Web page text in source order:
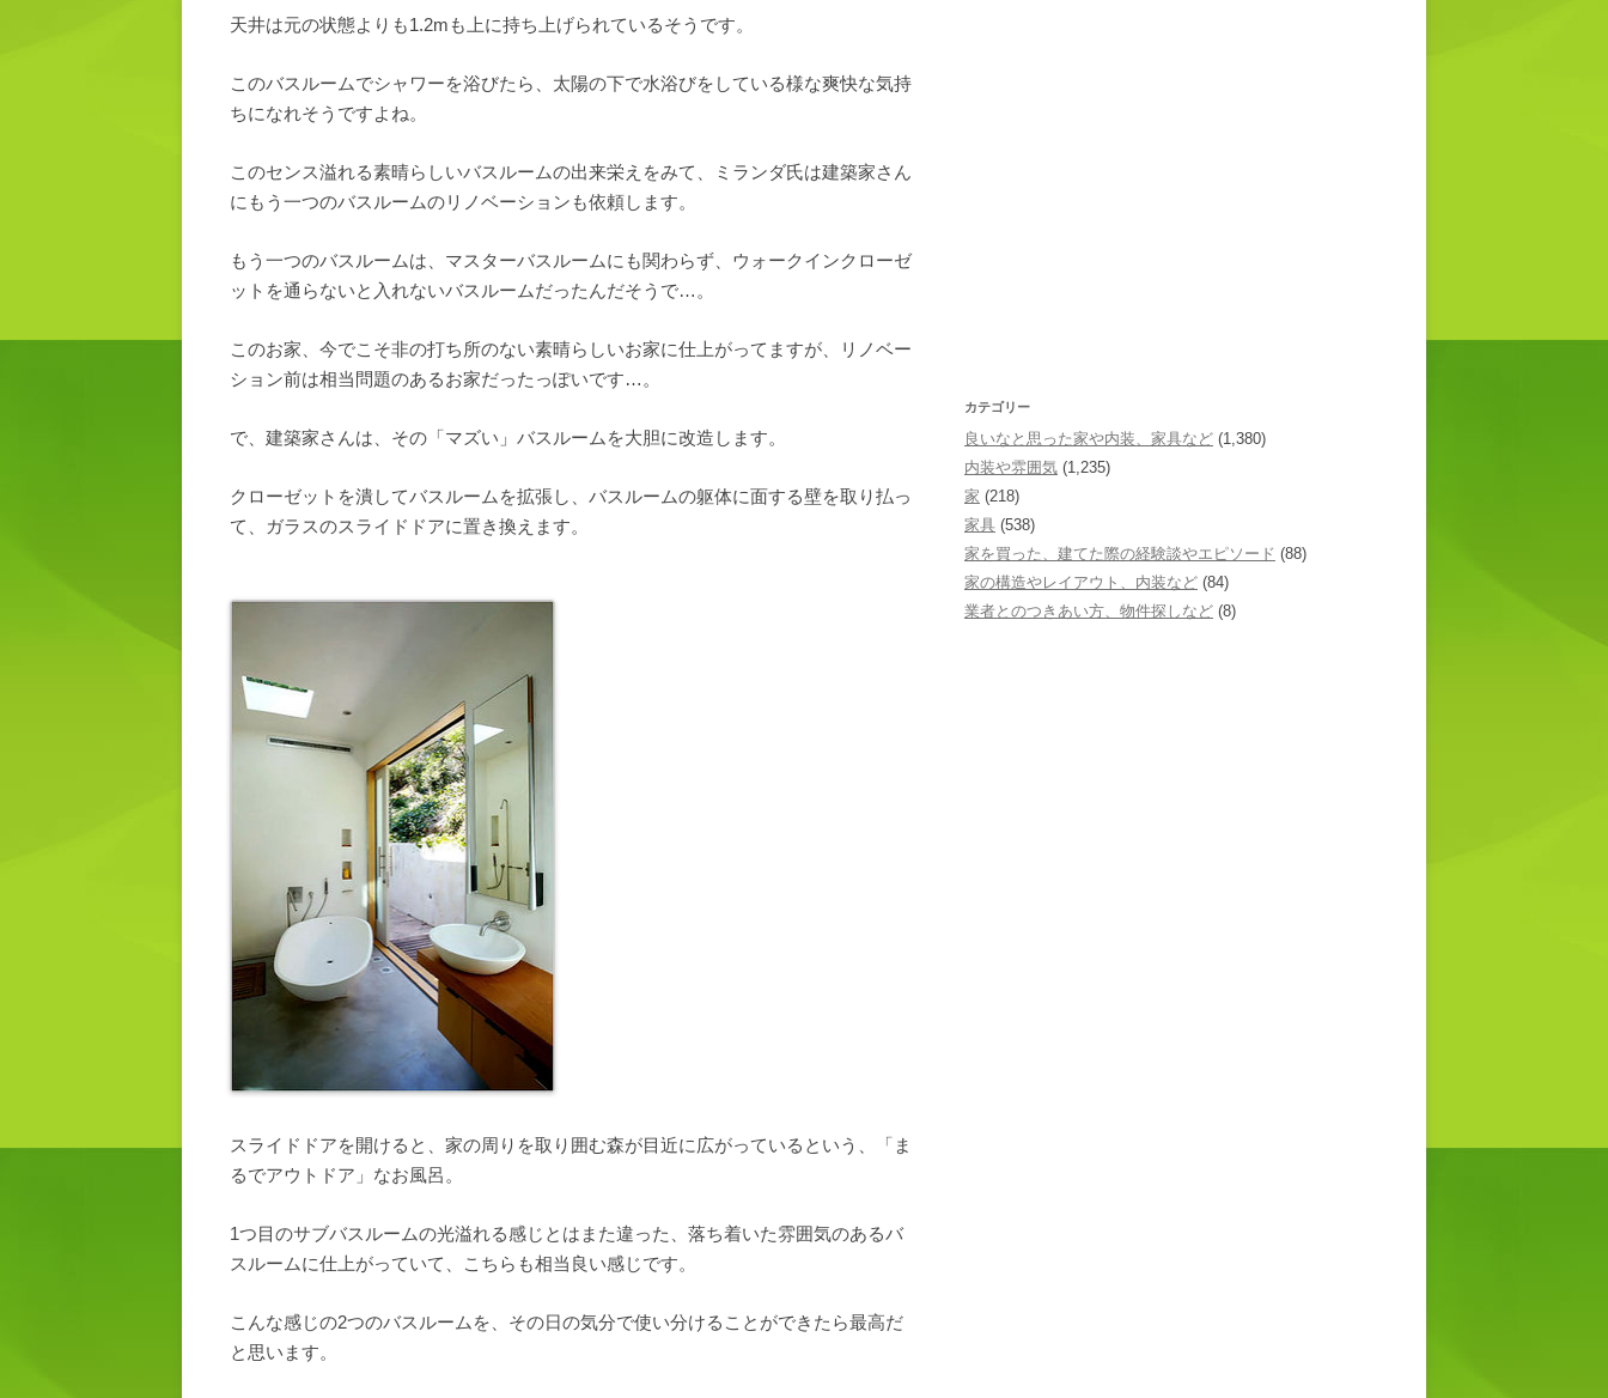
天井は元の状態よりも1.2mも上に持ち上げられているそうです。
このバスルームでシャワーを浴びたら、太陽の下で水浴びをしている様な爽快な気持
ちになれそうですよね。
このセンス溢れる素晴らしいバスルームの出来栄えをみて、ミランダ氏は建築家さん
にもう一つのバスルームのリノベーションも依頼します。
もう一つのバスルームは、マスターバスルームにも関わらず、ウォークインクローゼ
ットを通らないと入れないバスルームだったんだそうで…。
このお家、今でこそ非の打ち所のない素晴らしいお家に仕上がってますが、リノベー
ション前は相当問題のあるお家だったっぽいです…。
で、建築家さんは、その「マズい」バスルームを大胆に改造します。
クローゼットを潰してバスルームを拡張し、バスルームの躯体に面する壁を取り払っ
て、ガラスのスライドドアに置き換えます。
スライドドアを開けると、家の周りを取り囲む森が目近に広がっているという、「ま
るでアウトドア」なお風呂。
1つ目のサブバスルームの光溢れる感じとはまた違った、落ち着いた雰囲気のあるバ
スルームに仕上がっていて、こちらも相当良い感じです。
こんな感じの2つのバスルームを、その日の気分で使い分けることができたら最高だ
と思います。
カテゴリー
良いなと思った家や内装、家具など (1,380)
内装や雰囲気 (1,235)
家 (218)
家具 (538)
家を買った、建てた際の経験談やエピソード (88)
家の構造やレイアウト、内装など (84)
業者とのつきあい方、物件探しなど (8)